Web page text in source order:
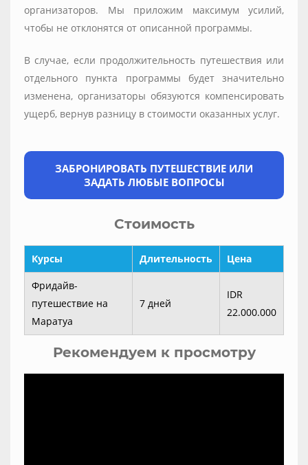
организаторов. Мы приложим максимум усилий,
чтобы не отклонятся от описанной программы.
В случае, если продолжительность путешествия или
отдельного пункта программы будет значительно
изменена, организаторы обязуются компенсировать
ущерб, вернув разницу в стоимости оказанных услуг.
ЗАБРОНИРОВАТЬ ПУТЕШЕСТВИЕ ИЛИ
ЗАДАТЬ ЛЮБЫЕ ВОПРОСЫ
Стоимость
Курсы Длительность Цена
Фридайв-
путешествие на
Маратуа
7 дней
IDR
22.000.000
Рекомендуем к просмотру